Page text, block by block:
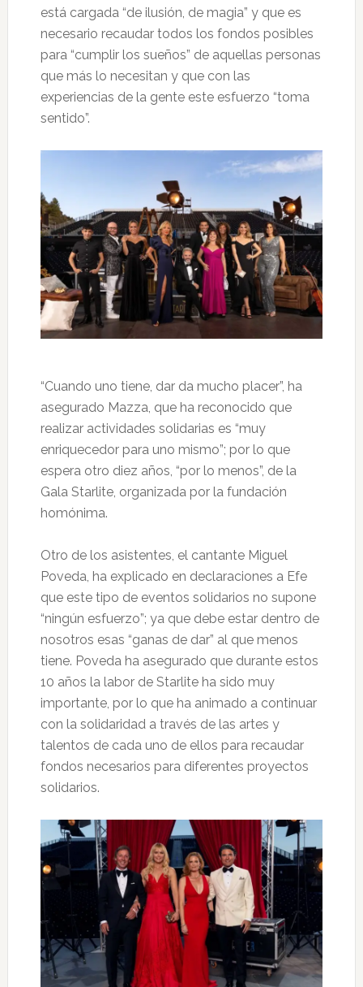
está cargada “de ilusión, de magia” y que es
necesario recaudar todos los fondos posibles
para “cumplir los sueños” de aquellas personas
que más lo necesitan y que con las
experiencias de la gente este esfuerzo “toma
sentido”.
“Cuando uno tiene, dar da mucho placer”, ha
asegurado Mazza, que ha reconocido que
realizar actividades solidarias es “muy
enriquecedor para uno mismo”; por lo que
espera otro diez años, “por lo menos”, de la
Gala Starlite, organizada por la fundación
homónima.
Otro de los asistentes, el cantante Miguel
Poveda, ha explicado en declaraciones a Efe
que este tipo de eventos solidarios no supone
“ningún esfuerzo”; ya que debe estar dentro de
nosotros esas “ganas de dar” al que menos
tiene. Poveda ha asegurado que durante estos
10 años la labor de Starlite ha sido muy
importante, por lo que ha animado a continuar
con la solidaridad a través de las artes y
talentos de cada uno de ellos para recaudar
fondos necesarios para diferentes proyectos
solidarios.